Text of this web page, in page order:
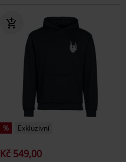
% Exkluzivní
Kč 549,00